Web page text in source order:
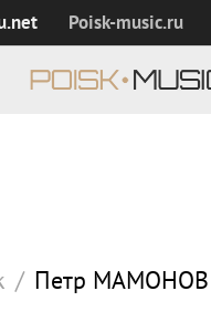
Poisk‑music.ru
/ Петр МАМОНОВ